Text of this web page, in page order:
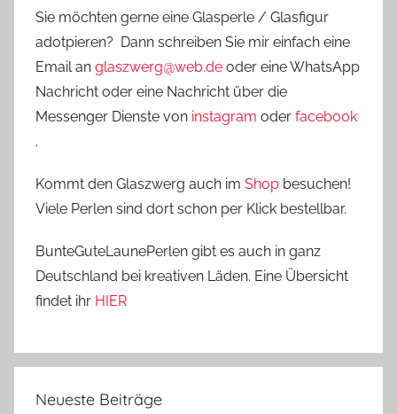
Sie möchten gerne eine Glasperle / Glasfigur
adotpieren? Dann schreiben Sie mir einfach eine
Email an glaszwerg@web.de oder eine WhatsApp
Nachricht oder eine Nachricht über die
Messenger Dienste von instagram oder facebook
.
Kommt den Glaszwerg auch im Shop besuchen!
Viele Perlen sind dort schon per Klick bestellbar.
BunteGuteLaunePerlen gibt es auch in ganz
Deutschland bei kreativen Läden. Eine Übersicht
findet ihr HIER
Neueste Beiträge